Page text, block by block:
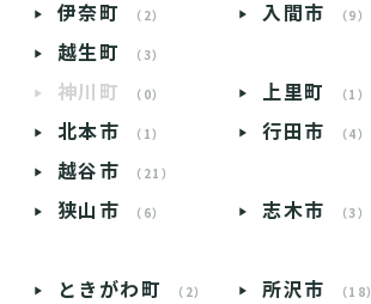
伊奈町 （2） 入間市 （9）
越生町 （3）
神川町 （0） 上里町 （1）
北本市 （1） 行田市 （4）
越谷市 （21）
狭山市 （6） 志木市 （3）
ときがわ町 （2） 所沢市 （18